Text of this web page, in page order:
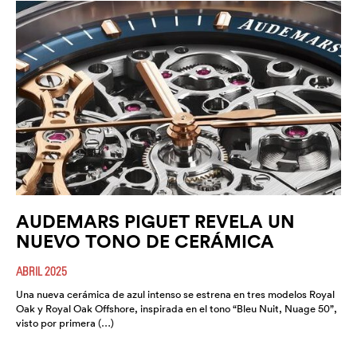
AUDEMARS PIGUET REVELA UN
NUEVO TONO DE CERÁMICA
ABRIL 2025
Una nueva cerámica de azul intenso se estrena en tres modelos Royal
Oak y Royal Oak Offshore, inspirada en el tono “Bleu Nuit, Nuage 50”,
visto por primera (…)